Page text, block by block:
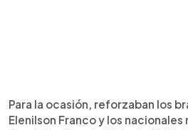
Para la ocasión, reforzaban los
Elenilson Franco y los